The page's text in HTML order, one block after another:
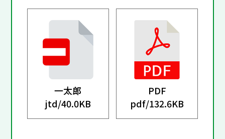
一太郎
jtd/40.0KB
PDF
pdf/132.6KB